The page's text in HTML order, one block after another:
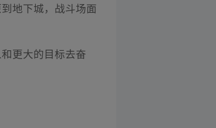
地下城，战斗场面
更大的目标去奋